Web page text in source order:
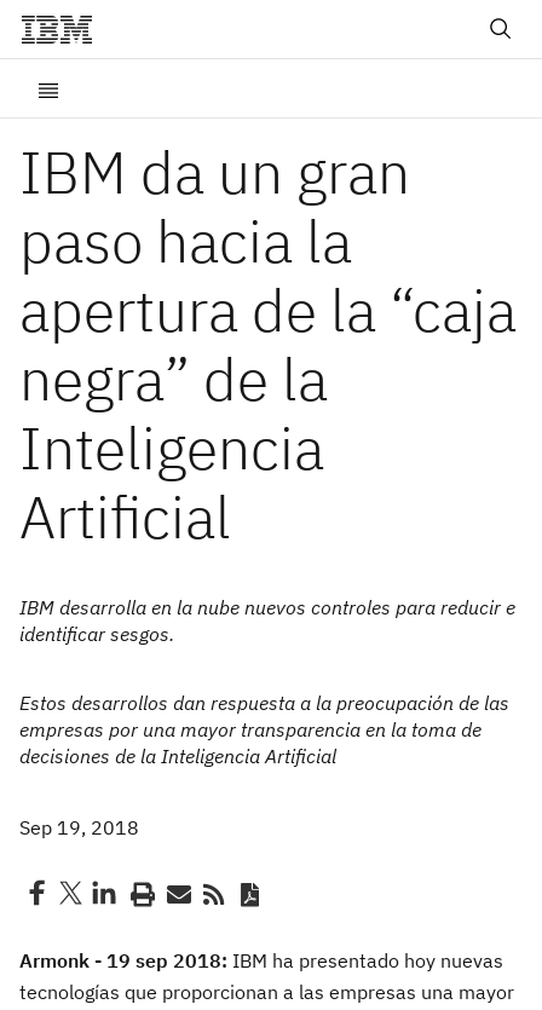
IBM da un gran
paso hacia la
apertura de la “caja
negra” de la
Inteligencia
Artificial
IBM desarrolla en la nube nuevos controles para reducir e
identificar sesgos.
Estos desarrollos dan respuesta a la preocupación de las
empresas por una mayor transparencia en la toma de
decisiones de la Inteligencia Artificial
Sep 19, 2018
Armonk - 19 sep 2018: IBM ha presentado hoy nuevas
tecnologías que proporcionan a las empresas una mayor